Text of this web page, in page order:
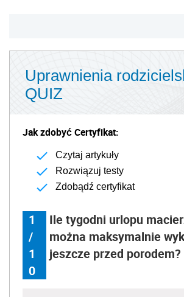
Uprawnienia
QUIZ
Jak zdobyć Certyfikat:
Czytaj artykuły
Rozwiązuj testy
Zdobądź certyfikat
1
/
1
0
Ile tygodni urlopu
można maksymalnie
jeszcze przed porodem?